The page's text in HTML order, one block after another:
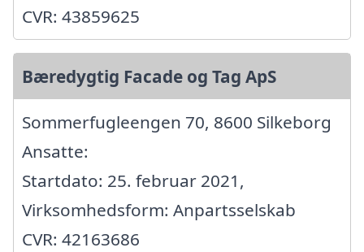
CVR: 43859625
Bæredygtig Facade og Tag ApS
Sommerfugleengen 70, 8600 Silkeborg
Ansatte:
Startdato: 25. februar 2021,
Virksomhedsform: Anpartsselskab
CVR: 42163686